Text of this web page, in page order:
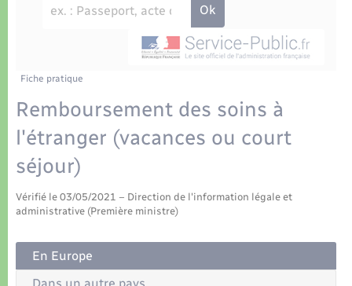
Eau - Assainissement
Transports
Transports scolaires
Logement - Urbanisme
Loisirs
Nouvel habitant
Travaux - Autorisation d’occupation de l’espace
Présentation de la commune
La Communauté de communes
Fiche pratique
Remboursement des soins à
l'étranger (vacances ou court
séjour)
Vérifié le 03/05/2021 – Direction de l'information légale et
administrative (Première ministre)
En Europe
Dans un autre pays